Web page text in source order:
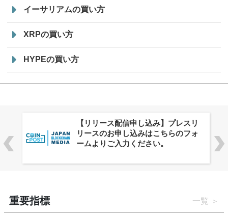
イーサリアムの買い方
XRPの買い方
HYPEの買い方
株式会社PlnX、アジア最大級のグロ
ーバルWeb3カンファレンス
「WebX2026」とのコラボレーショ
重要指標 一覧